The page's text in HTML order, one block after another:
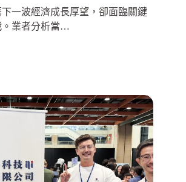
一波經濟成長厚望，卻面臨關鍵
。業者分析當…